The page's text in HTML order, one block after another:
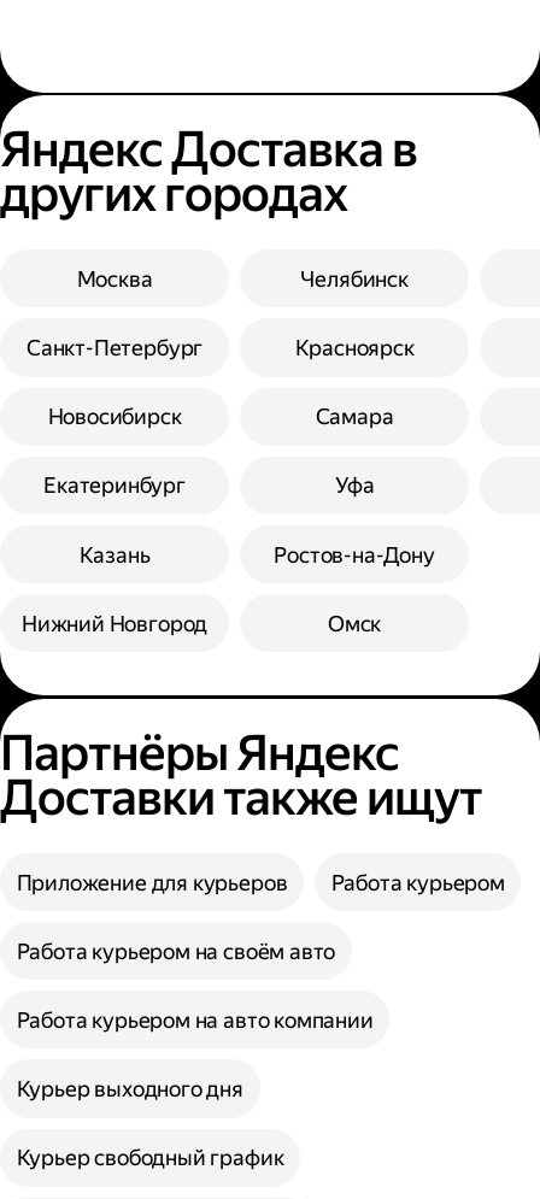
Яндекс Доставка в
других городах
Москва
Санкт-Петербург
Новосибирск
Екатеринбург
Казань
Нижний Новгород
Челябинск
Красноярск
Самара
Уфа
Ростов-на-Дону
Омск
Партнёры Яндекс
Доставки также ищут
Приложение для курьеров Работа курьером
Работа курьером на своём авто
Работа курьером на авто компании
Курьер выходного дня
Курьер свободный график